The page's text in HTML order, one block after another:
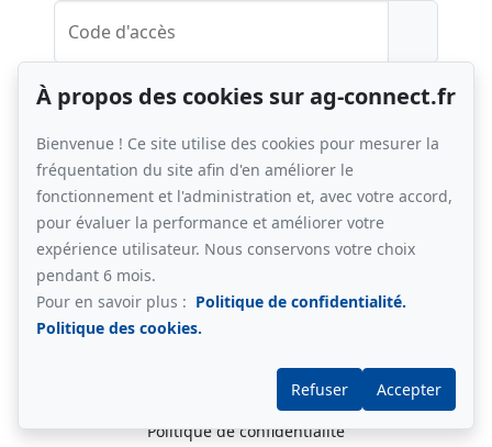
Code d'accès
Des problèmes de connexion ?
-Mentions légales -
Politique de confidentialité
À propos des cookies sur ag-connect.fr
Bienvenue ! Ce site utilise des cookies pour mesurer la
fréquentation du site afin d'en améliorer le
fonctionnement et l'administration et, avec votre accord,
pour évaluer la performance et améliorer votre
expérience utilisateur. Nous conservons votre choix
pendant 6 mois.
Pour en savoir plus : Politique de confidentialité.
Politique des cookies.
Refuser Accepter